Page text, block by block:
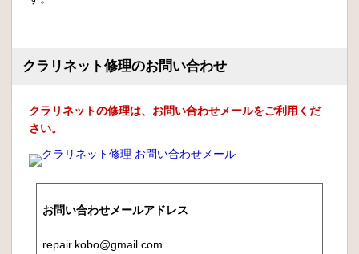
クラリネット修理のお問い合わせ
クラリネットの修理は、お問い合わせメールをご利用くだ
さい。
お問い合わせメールアドレス
repair.kobo@gmail.com